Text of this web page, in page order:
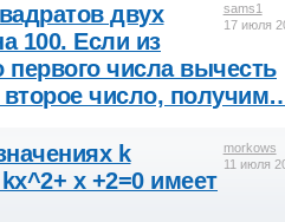
sams1
17 июля
двух
100. Если из
первого числа вычесть
второе число,
morkows
11 июля
k
х +2=0 имеет